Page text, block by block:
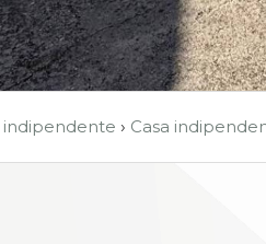
indipendente › Casa